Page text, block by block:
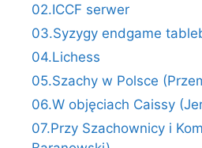
02.ICCF serwer
03.Syzygy endgame
04.Lichess
05.Szachy w Polsce
06.W objęciach Caissy
07.Przy Szachownicy i